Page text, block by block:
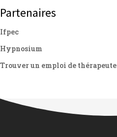
Partenaires
Ifpec
Hypnosium
Trouver un emploi de thérapeute